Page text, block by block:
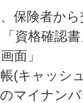
保険者か
資格確認
面」
(キャッシ
マイナン